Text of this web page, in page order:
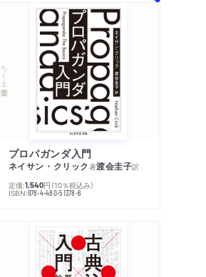
ちくま学芸文庫
プロパガンダ入門
ネイサン・クリック著渡会圭子訳
定価:1,540円 （10％税込み）
ISBN:978-4-480-51378-6